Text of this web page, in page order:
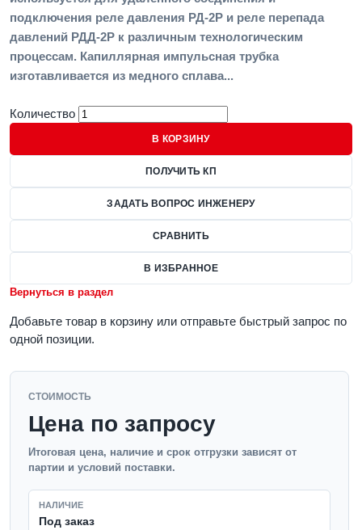
подключения реле давления РД-2Р и реле перепада
давлений РДД-2Р к различным технологическим
процессам. Капиллярная импульсная трубка
изготавливается из медного сплава...
Количество
В КОРЗИНУ
ПОЛУЧИТЬ КП
ЗАДАТЬ ВОПРОС ИНЖЕНЕРУ
СРАВНИТЬ
В ИЗБРАННОЕ
Вернуться в раздел
Добавьте товар в корзину или отправьте быстрый запрос по
одной позиции.
СТОИМОСТЬ
Цена по запросу
Итоговая цена, наличие и срок отгрузки зависят от
партии и условий поставки.
НАЛИЧИЕ
Под заказ